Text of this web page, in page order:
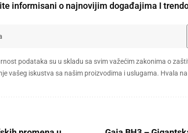
informisani o najnovijim događajima I
podataka su u skladu sa svim važećim zakonima o
vašeg iskustva sa našim proizvodima i uslugama. Hvala